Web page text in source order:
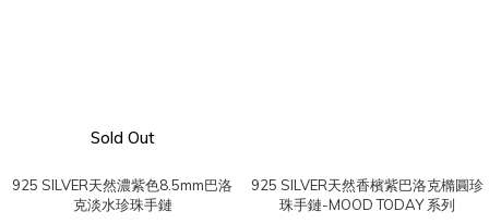
Sold Out
925 SILVER天然濃紫色8.5mm巴洛
克淡水珍珠手鏈
925 SILVER天然香檳紫巴洛克橢圓珍
珠手鏈-MOOD TODAY 系列